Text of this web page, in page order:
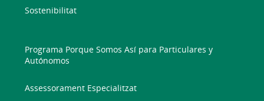
Sostenibilitat
Programa Porque Somos Así para Particulares y
Autónomos
Assessorament Especialitzat